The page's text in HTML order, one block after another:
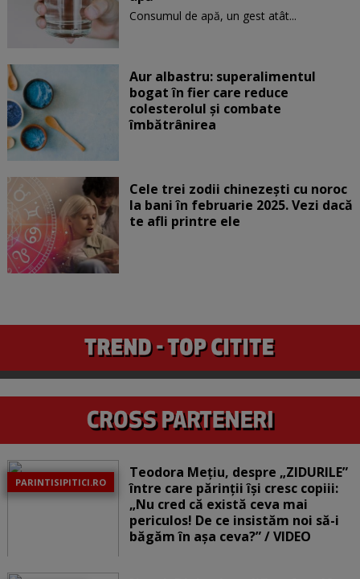
Consumul de apă, un gest atât...
Aur albastru: superalimentul
bogat în fier care reduce
colesterolul și combate
îmbătrânirea
Cele trei zodii chinezești cu noroc
la bani în februarie 2025. Vezi dacă
te afli printre ele
PARINTISIPITICI.RO
Teodora Mețiu, despre „ZIDURILE”
între care părinții își cresc copiii:
„Nu cred că există ceva mai
periculos! De ce insistăm noi să-i
băgăm în așa ceva?” / VIDEO